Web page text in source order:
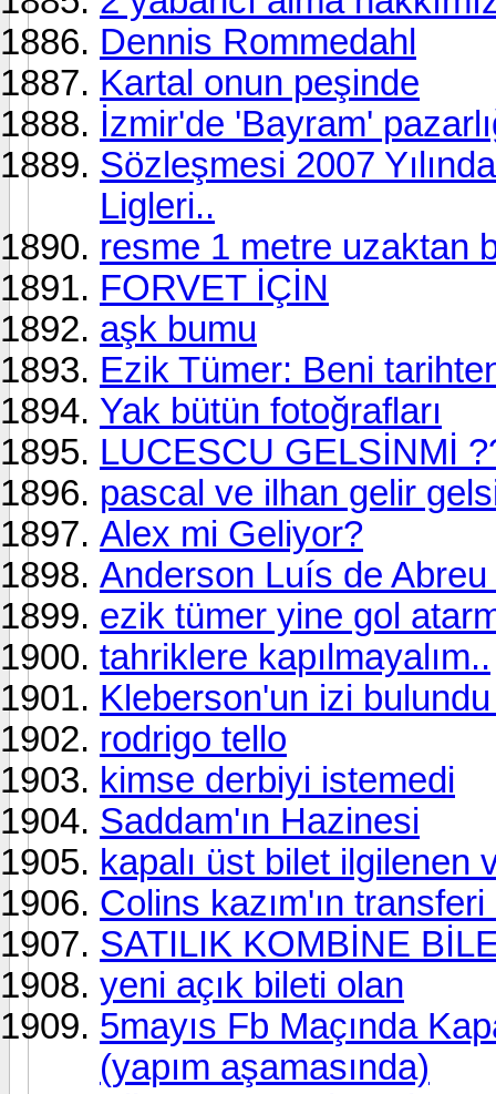
Dennis Rommedahl
Kartal onun peşinde
İzmir'de 'Bayram'
Sözleşmesi 2007
Ligleri..
resme 1 metre uzaktan
FORVET İÇİN
aşk bumu
Ezik Tümer: Beni
Yak bütün fotoğrafları
LUCESCU GELSİNMİ
pascal ve ilhan gelir
Alex mi Geliyor?
Anderson Luís de
ezik tümer yine gol
tahriklere kapılmayalım..
Kleberson'un izi
rodrigo tello
kimse derbiyi istemedi
Saddam'ın Hazinesi
kapalı üst bilet ilgilenen
Colins kazım'ın
SATILIK KOMBİNE
yeni açık bileti olan
5mayıs Fb Maçında
(yapım aşamasında)